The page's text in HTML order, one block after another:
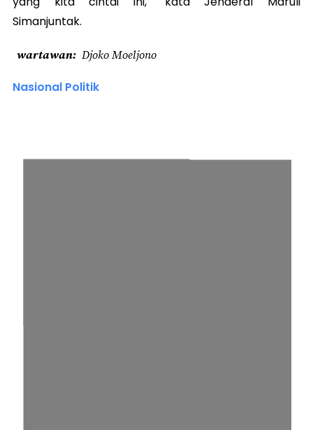
Simanjuntak.
wartawan Djoko Moeljono
Nasional Politik